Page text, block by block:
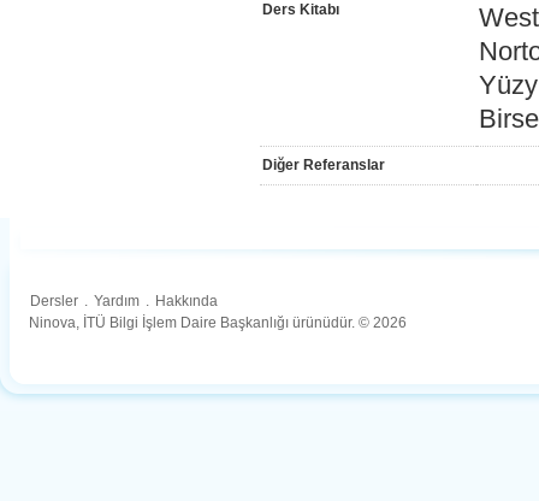
Ders Kitabı
Diğer Referanslar
Dersler . Yardım . Hakkında
Ninova, İTÜ Bilgi İşlem Daire Başkanlığı ürünüdür. © 2026